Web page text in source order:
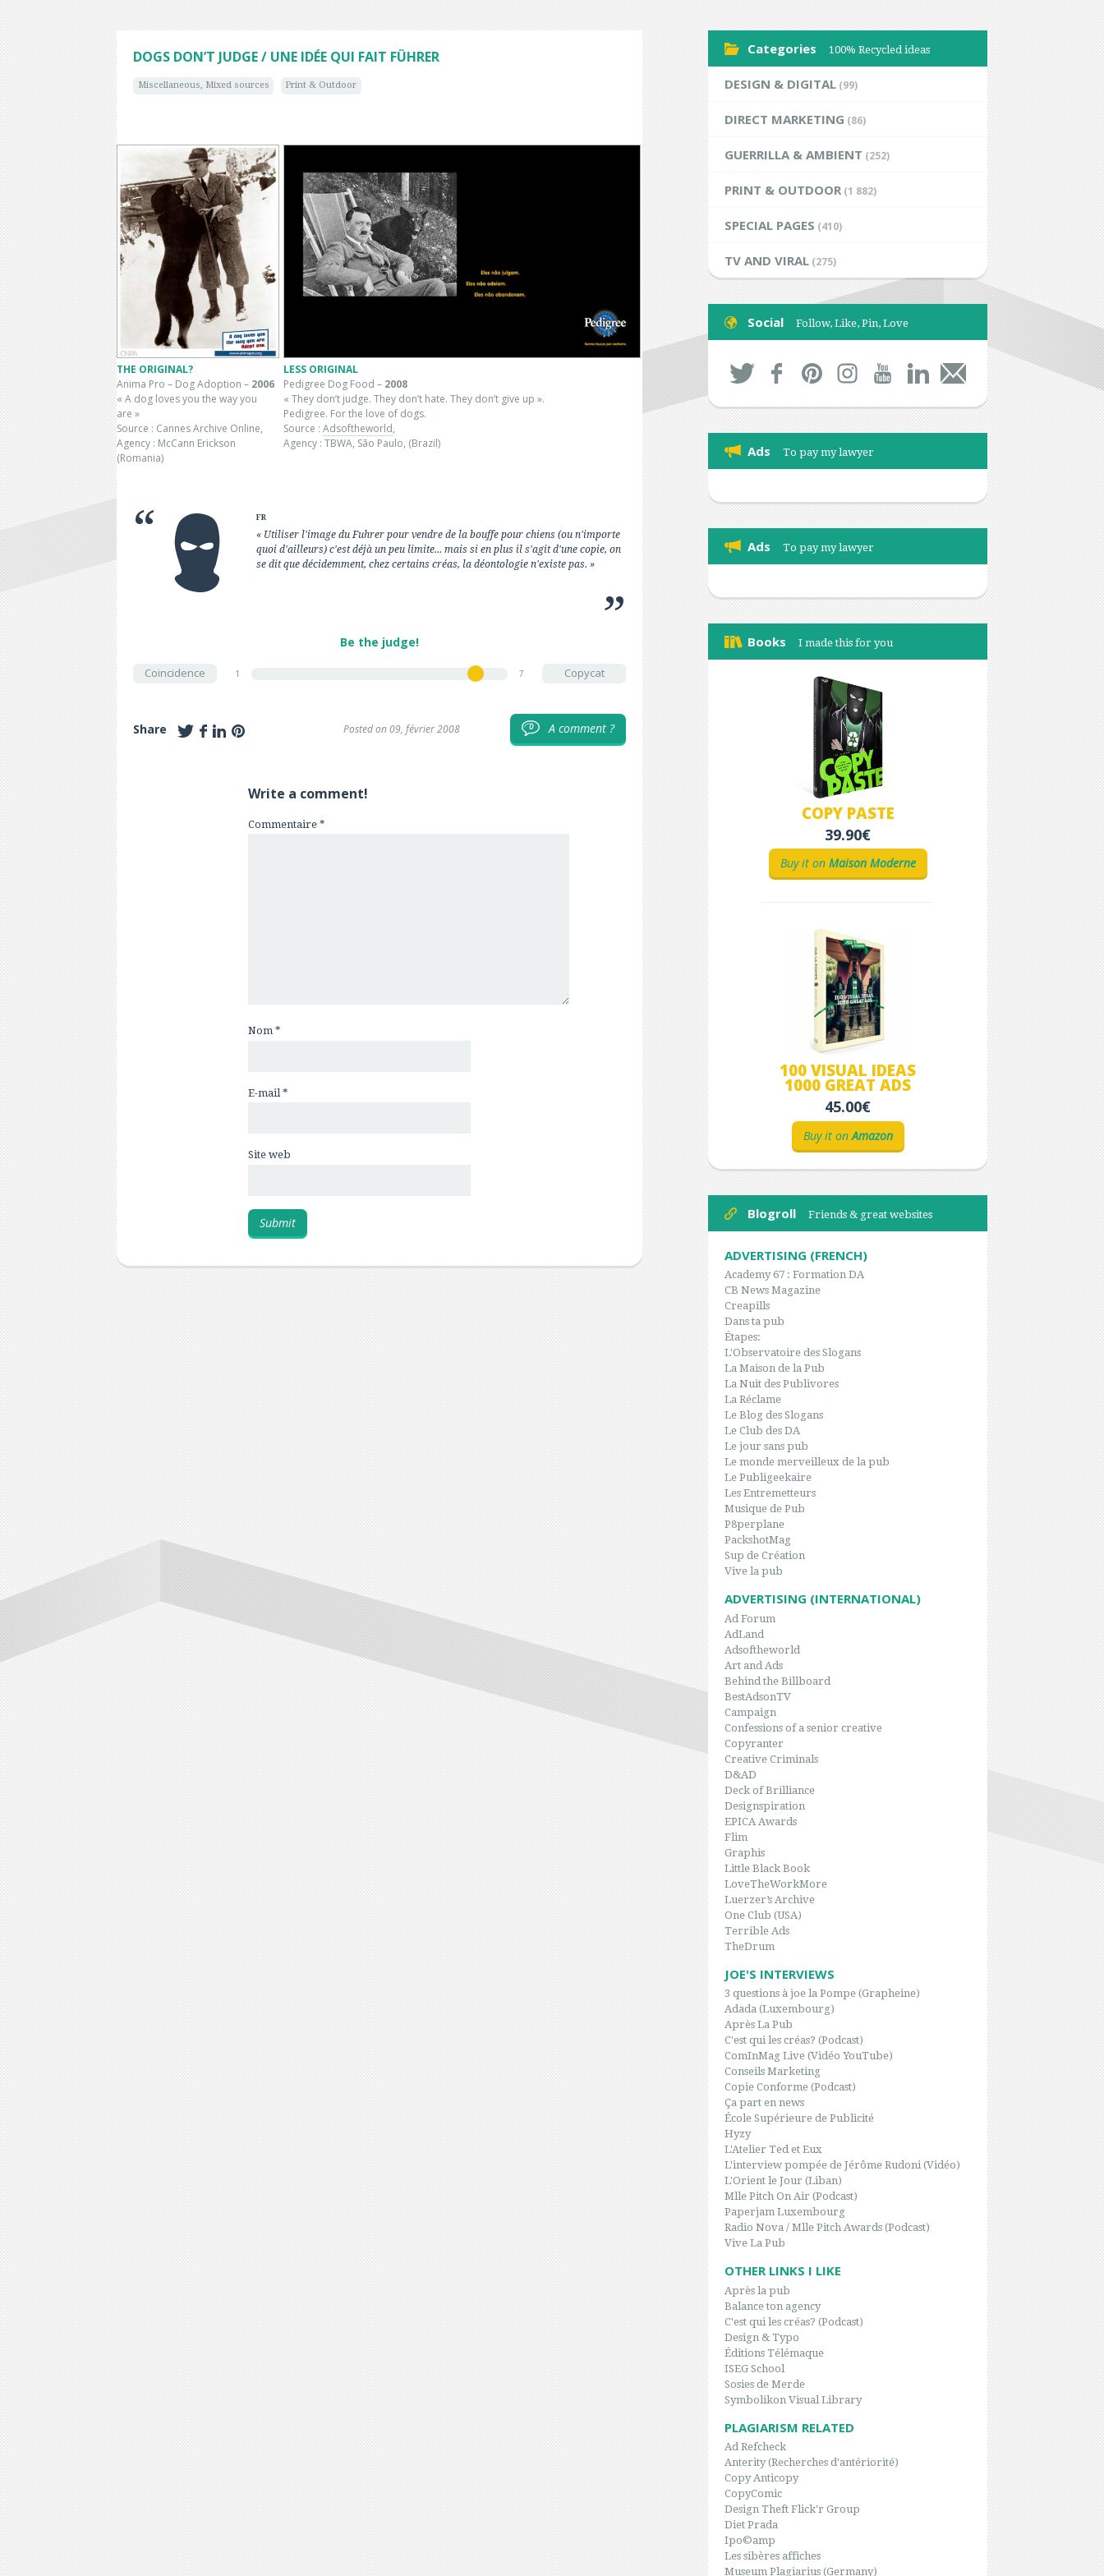
DOGS DON’T JUDGE / UNE IDÉE QUI FAIT FÜHRER
Miscellaneous, Mixed sources Print & Outdoor
THE ORIGINAL?
Anima Pro – Dog Adoption – 2006
« A dog loves you the way you
are »
Source : Cannes Archive Online,
Agency : McCann Erickson
(Romania)
LESS ORIGINAL
Pedigree Dog Food – 2008
« They don’t judge. They don’t hate. They don’t give up ».
Pedigree. For the love of dogs.
Source : Adsoftheworld,
Agency : TBWA, São Paulo, (Brazil)
FR
« Utiliser l'image du Fuhrer pour vendre de la bouffe pour chiens (ou n'importe
quoi d'ailleurs) c'est déjà un peu limite... mais si en plus il s'agit d'une copie, on
se dit que décidemment, chez certains créas, la déontologie n'existe pas. »
Be the judge!
Coincidence 1 7 Copycat
Share Posted on 09, février 2008 0 A comment ?
Write a comment!
Commentaire *
Nom *
E-mail *
Site web
Categories 100% Recycled ideas
DESIGN & DIGITAL (99)
DIRECT MARKETING (86)
GUERRILLA & AMBIENT (252)
PRINT & OUTDOOR (1 882)
SPECIAL PAGES (410)
TV AND VIRAL (275)
Social Follow, Like, Pin, Love
Ads To pay my lawyer
Ads To pay my lawyer
Books I made this for you
COPY PASTE
39.90€
Buy it on Maison Moderne
100 VISUAL IDEAS
1000 GREAT ADS
45.00€
Buy it onAmazon
Blogroll Friends & great websites
ADVERTISING (FRENCH)
Academy 67 : Formation DA
CB News Magazine
Creapills
Dans ta pub
Étapes:
L'Observatoire des Slogans
La Maison de la Pub
La Nuit des Publivores
La Réclame
Le Blog des Slogans
Le Club des DA
Le jour sans pub
Le monde merveilleux de la pub
Le Publigeekaire
Les Entremetteurs
Musique de Pub
P8perplane
PackshotMag
Sup de Création
Vive la pub
ADVERTISING (INTERNATIONAL)
Ad Forum
AdLand
Adsoftheworld
Art and Ads
Behind the Billboard
BestAdsonTV
Campaign
Confessions of a senior creative
Copyranter
Creative Criminals
D&AD
Deck of Brilliance
Designspiration
EPICA Awards
Flim
Graphis
Little Black Book
LoveTheWorkMore
Luerzer’s Archive
One Club (USA)
Terrible Ads
TheDrum
JOE'S INTERVIEWS
3 questions à joe la Pompe (Grapheine)
Adada (Luxembourg)
Après La Pub
C'est qui les créas? (Podcast)
ComInMag Live (Vidéo YouTube)
Conseils Marketing
Copie Conforme (Podcast)
Ça part en news
École Supérieure de Publicité
Hyzy
L'Atelier Ted et Eux
L'interview pompée de Jérôme Rudoni (Vidéo)
L'Orient le Jour (Liban)
Mlle Pitch On Air (Podcast)
Paperjam Luxembourg
Radio Nova / Mlle Pitch Awards (Podcast)
Vive La Pub
OTHER LINKS I LIKE
Après la pub
Balance ton agency
C'est qui les créas? (Podcast)
Design & Typo
Éditions Télémaque
ISEG School
Sosies de Merde
Symbolikon Visual Library
PLAGIARISM RELATED
Ad Refcheck
Anterity (Recherches d'antériorité)
Copy Anticopy
CopyComic
Design Theft Flick'r Group
Diet Prada
Ipo©amp
Les sibères affiches
Museum Plagiarius (Germany)